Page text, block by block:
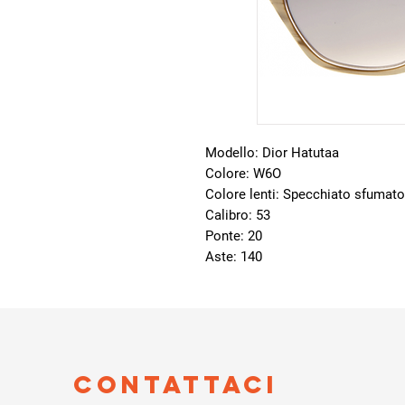
Modello: Dior Hatutaa
Colore: W6O
Colore lenti: Specchiato sfumato
Calibro: 53
Ponte: 20
Aste: 140
Contattaci